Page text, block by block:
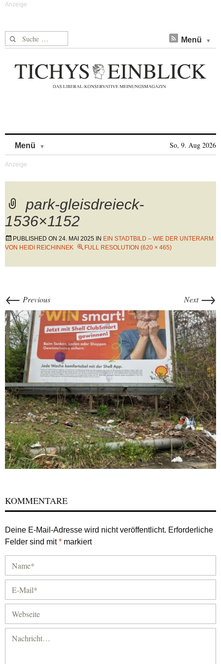
Suche nach: Menü
Menü So, 9. Aug 2026
park-gleisdreieck-
1536×1152
PUBLISHED ON 24. MAI 2025 IN EIN STADTBILD – WIE DER UNTERARM
VON HEIDI REICHINNEK
FULL RESOLUTION (620 × 465)
← Previous Next →
KOMMENTARE
Deine E-Mail-Adresse wird nicht veröffentlicht. Erforderliche
Felder sind mit* markiert